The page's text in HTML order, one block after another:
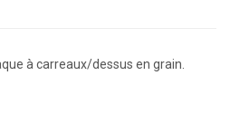
à carreaux/dessus en grain.